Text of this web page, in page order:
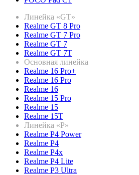
Линейка «GT»
Realme GT 8 Pro
Realme GT 7 Pro
Realme GT 7
Realme GT 7T
Основная линейка
Realme 16 Pro+
Realme 16 Pro
Realme 16
Realme 15 Pro
Realme 15
Realme 15T
Линейка «P»
Realme P4 Power
Realme P4
Realme P4x
Realme P4 Lite
Realme P3 Ultra